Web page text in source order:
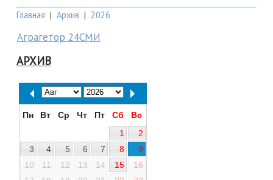
Главная | Архив | 2026
Аграгетор 24СМИ
АРХИВ
Пн Вт Ср Чт Пт Сб
Вс
1
2
3
4 5 6 7 8
9
10
11 12 13 14 15
16